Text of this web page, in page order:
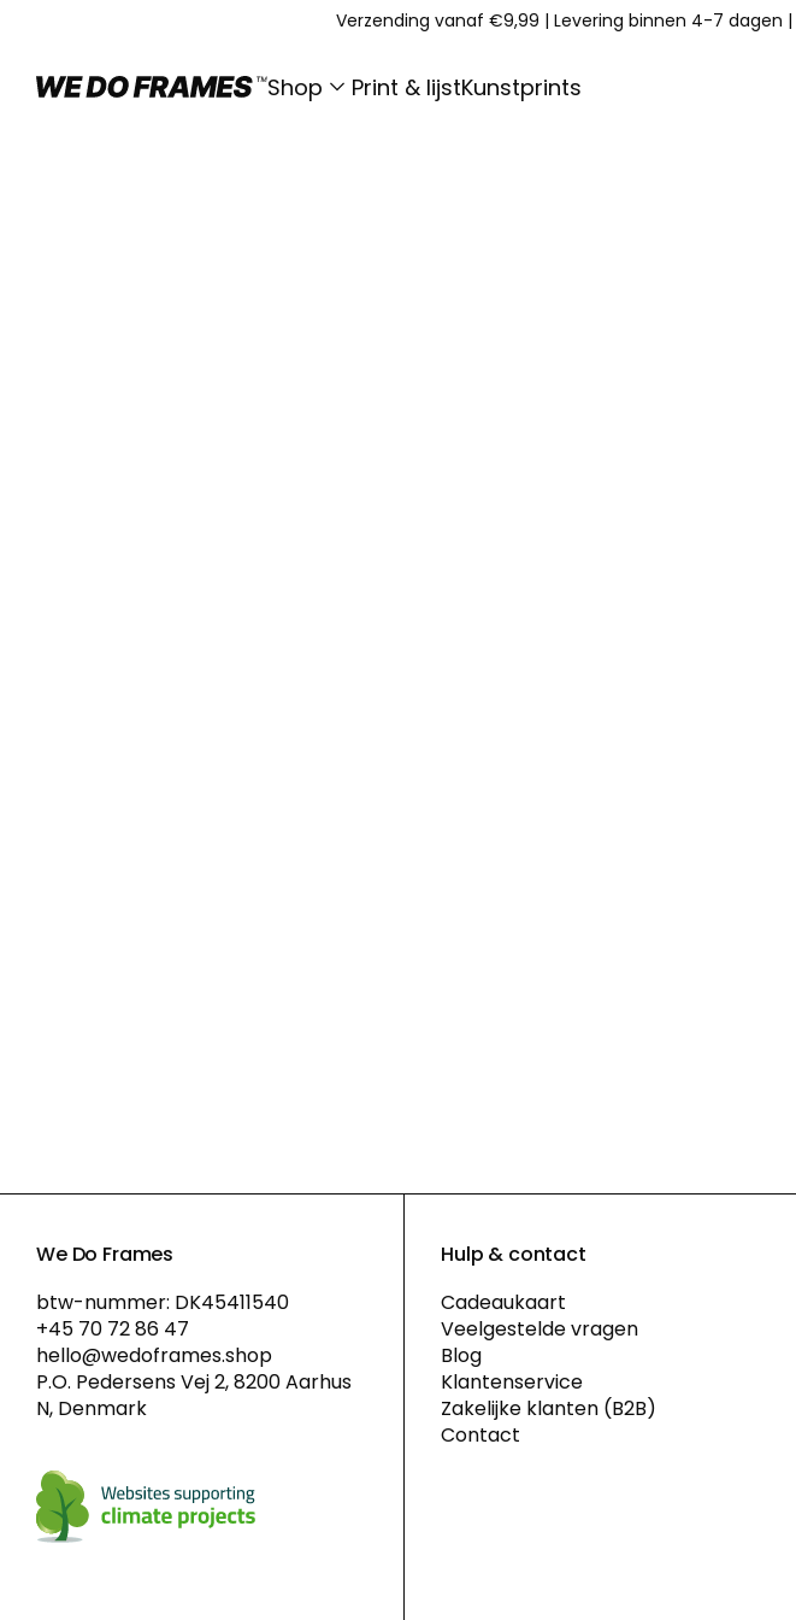
Verzending vanaf €9,99 | Levering binnen 4-7 dagen |
Shop Print & lijstKunstprints
We Do Frames
btw-nummer: DK45411540
+45 70 72 86 47
hello@wedoframes.shop
P.O. Pedersens Vej 2, 8200 Aarhus
N, Denmark
Hulp & contact
Cadeaukaart
Veelgestelde vragen
Blog
Klantenservice
Zakelijke klanten (B2B)
Contact